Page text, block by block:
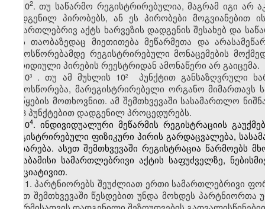
10​2. თუ საწარმო რეგისტრირებულია, მაგრამ იგი არ
დადგენილ პირობებს, ან ეს პირობები მოგვიანებით
სამართლებრივ აქტს ხარვეზის დადგენის შესახებ და
რის თაობაზედაც მიეთითება მეწარმეთა და
გამოსწორებამდე რეგისტრირებული მონაცემების
იურიდიული პირების რეესტრიდან ამონაწერი არ გაიცემა.
103. თუ ამ მუხლის 102
პუნქტით განსაზღვრული
გამოსწორება, მარეგისტრირებელი ორგანო
დაწყების მოთხოვნით. ამ შემთხვევაში სასამართლო
მე-8 პუნქტებით დადგენილ პროცედურებს.
10​4. ინდივიდუალური მეწარმის რეგისტრაციის
რეგისტრირებული ფიზიკური პირის გარდაცვალება,
აღიარება. ასეთ შემთხვევაში რეგისტრაცია
შესაბამისი სამართლებრივი აქტის საფუძველზე,
ინიციატივით.
11. პარტნიორებს შეუძლიათ ერთი სამართლებრივი
ასეთ შემთხვევაში წესდებით უნდა მოხდეს